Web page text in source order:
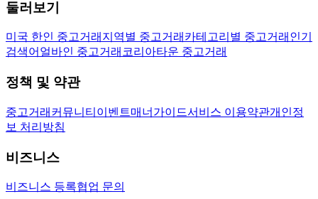
둘러보기
미국 한인 중고거래 지역별 중고거래 카테고리별 중고거래 인기
검색어 얼바인 중고거래 코리아타운 중고거래
정책 및 약관
중고거래 커뮤니티 이벤트매너가이드서비스 이용약관개인정
보 처리방침
비즈니스
비즈니스 등록협업 문의